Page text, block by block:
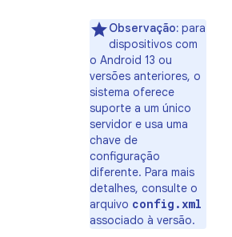
Observação: para
dispositivos com
o Android 13 ou
versões anteriores, o
sistema oferece
suporte a um único
servidor e usa uma
chave de
configuração
diferente. Para mais
detalhes, consulte o
arquivo config.xml
associado à versão.